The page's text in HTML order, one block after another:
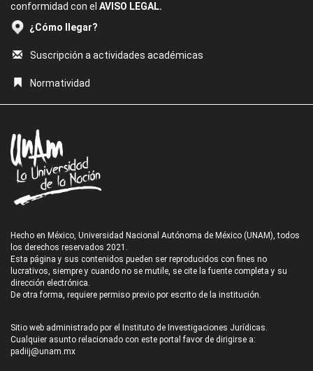
conformidad con el AVISO LEGAL.
¿Cómo llegar?
Suscripción a actividades académicas
Normatividad
Hecho en México, Universidad Nacional Autónoma de México (UNAM), todos
los derechos reservados 2021.
Esta página y sus contenidos pueden ser reproducidos con fines no
lucrativos, siempre y cuando no se mutile, se cite la fuente completa y su
dirección electrónica.
De otra forma, requiere permiso previo por escrito de la institución.
Sitio web administrado por el Instituto de Investigaciones Jurídicas.
Cualquier asunto relacionado con este portal favor de dirigirse a:
padiij@unam.mx